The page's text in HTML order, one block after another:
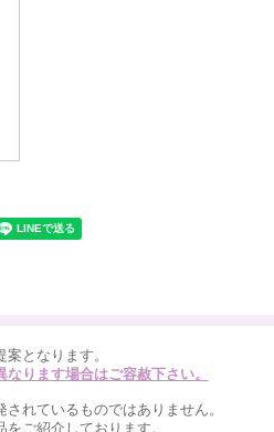
となります。
ります場合はご容赦下さい。
れているものではありません。
ご紹介しております。